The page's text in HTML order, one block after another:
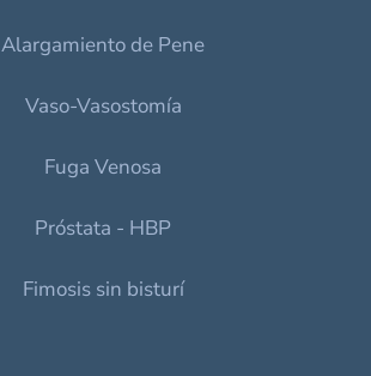
Alargamiento de Pene
Vaso-Vasostomía
Fuga Venosa
Próstata - HBP
Fimosis sin bisturí